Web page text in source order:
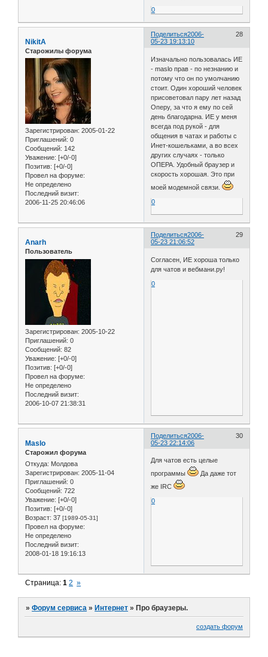
0
Поделиться 28
2006-
05-23 19:13:10
NikitA
Старожилы форума
Зарегистрирован: 2005-01-22
Приглашений: 0
Сообщений: 142
Уважение: [+0/-0]
Позитив: [+0/-0]
Провел на форуме:
Не определено
Последний визит:
2006-11-25 20:46:06
Изначально пользовалась ИЕ
- maslo прав - по незнанию и
потому что он по умолчанию
стоит. Один хороший человек
присоветовал пару лет назад
Оперу, за что я ему по сей
день благодарна. ИЕ у меня
всегда под рукой - для
общения в чатах и работы с
Инет-кошельками, а во всех
других случаях - только
ОПЕРА. Удобный браузер и
скорость хорошая. Это при
моей модемной связи.
0
Поделиться 29
2006-
05-23 21:06:52
Anarh
Пользователь
Зарегистрирован: 2005-10-22
Приглашений: 0
Сообщений: 82
Уважение: [+0/-0]
Позитив: [+0/-0]
Провел на форуме:
Не определено
Последний визит:
2006-10-07 21:38:31
Согласен, ИЕ хороша только
для чатов и вебмани.ру!
0
Поделиться 30
2006-
05-23 22:14:06
Maslo
Старожил форума
Откуда: Молдова
Зарегистрирован: 2005-11-04
Приглашений: 0
Сообщений: 722
Уважение: [+0/-0]
Позитив: [+0/-0]
Возраст: 37 [1989-05-31]
Провел на форуме:
Не определено
Последний визит:
2008-01-18 19:16:13
Для чатов есть целые
программы
Да даже тот
же IRC
0
Страница:1 2 »
»Форум сервиса »Интернет »Про браузеры.
создать форум